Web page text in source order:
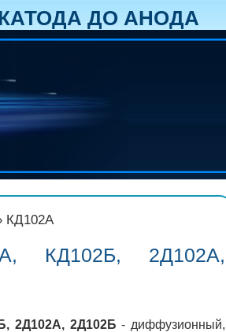
ДО АНОДА
КД102А
КД102Б, 2Д102А,
2Д102А, 2Д102Б - диффузионный,